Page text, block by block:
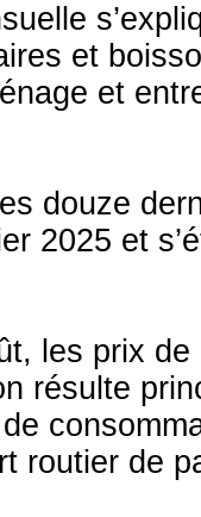
et
et
douze
2025 et
les prix
résulte
routier de